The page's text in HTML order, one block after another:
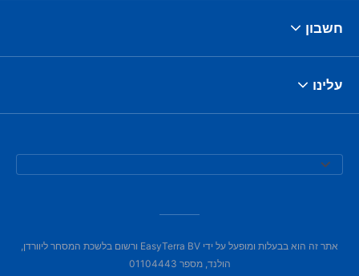
חשבון
עלינו
אתר זה הוא בבעלות ומופעל על ידי EasyTerra BV ורשום בלשכת המסחר ליוורדן,
הולנד, מספר 01104443